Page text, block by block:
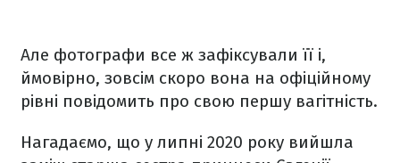
Але фотографи все ж зафіксували її і,
ймовірно, зовсім скоро вона на офіційному
рівні повідомить про свою першу вагітність.
Нагадаємо, що у липні 2020 року вийшла